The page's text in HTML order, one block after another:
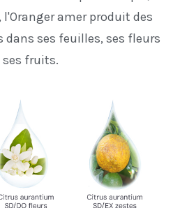
l'Oranger amer produit des
dans ses feuilles, ses fleurs
ses fruits.